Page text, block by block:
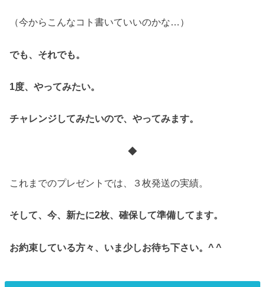
（今からこんなコト書いていいのかな…）
でも、それでも。
1度、やってみたい。
チャレンジしてみたいので、やってみます。
◆
これまでのプレゼントでは、３枚発送の実績。
そして、今、新たに2枚、確保して準備してます。
お約束している方々、いま少しお待ち下さい。^ ^